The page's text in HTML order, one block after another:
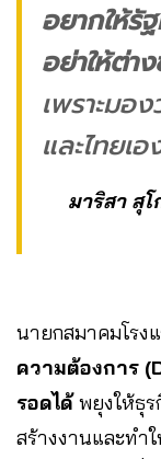
อยากให้รั
อย่าให้ต่า
เพราะมอ
และไทยเ
มาริสา สุ
นายกสมาคมโรง
ความต้องการ
รอดได้พยุงให้ธุร
สร้างงานและทำ